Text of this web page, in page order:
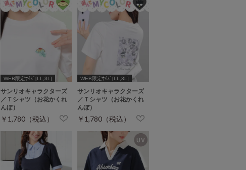
WEB限定ｻｲｽﾞ[LL,3L]
サンリオキャラクターズ
／Ｔシャツ（お花かくれ
んぼ）
￥1,780（税込）
WEB限定ｻｲｽﾞ[LL,3L]
サンリオキャラクターズ
／Ｔシャツ（お花かくれ
んぼ）
￥1,780（税込）